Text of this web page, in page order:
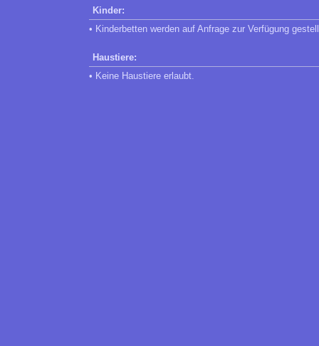
Kinder:
• Kinderbetten werden auf Anfrage zur Verfügung
Haustiere:
• Keine Haustiere erlaubt.